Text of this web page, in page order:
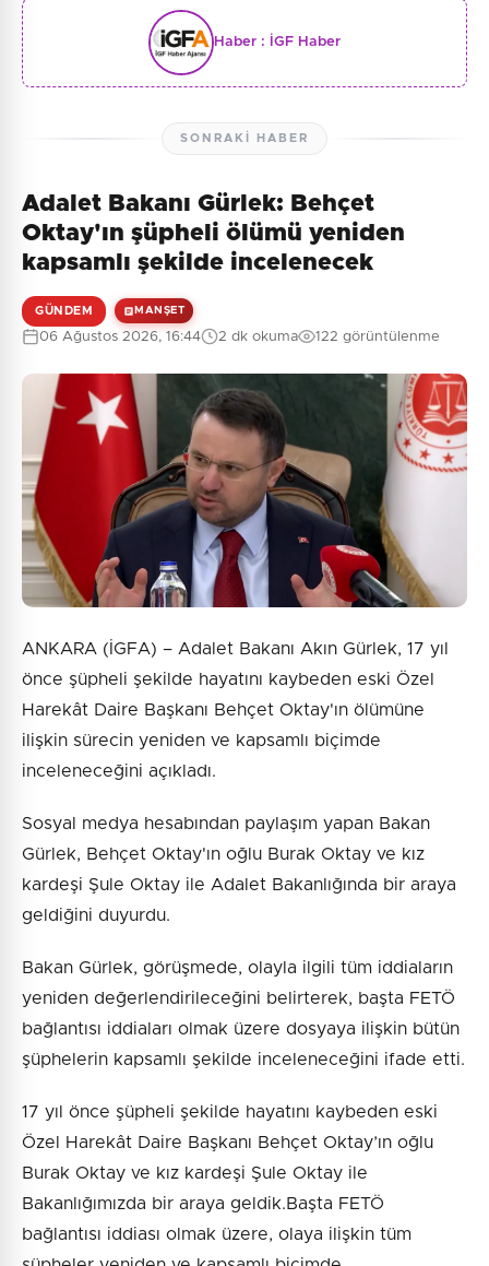
Haber : İGF Haber
SONRAKI HABER
Adalet Bakanı Gürlek: Behçet
Oktay'ın şüpheli ölümü yeniden
kapsamlı şekilde incelenecek
GÜNDEM MANŞET
06 Ağustos 2026, 16:44 2 dk okuma 122 görüntülenme
ANKARA (İGFA) – Adalet Bakanı Akın Gürlek, 17 yıl
önce şüpheli şekilde hayatını kaybeden eski Özel
Harekât Daire Başkanı Behçet Oktay'ın ölümüne
ilişkin sürecin yeniden ve kapsamlı biçimde
inceleneceğini açıkladı.
Sosyal medya hesabından paylaşım yapan Bakan
Gürlek, Behçet Oktay'ın oğlu Burak Oktay ve kız
kardeşi Şule Oktay ile Adalet Bakanlığında bir araya
geldiğini duyurdu.
Bakan Gürlek, görüşmede, olayla ilgili tüm iddiaların
yeniden değerlendirileceğini belirterek, başta FETÖ
bağlantısı iddiaları olmak üzere dosyaya ilişkin bütün
şüphelerin kapsamlı şekilde inceleneceğini ifade etti.
17 yıl önce şüpheli şekilde hayatını kaybeden eski
Özel Harekât Daire Başkanı Behçet Oktay’ın oğlu
Burak Oktay ve kız kardeşi Şule Oktay ile
Bakanlığımızda bir araya geldik.Başta FETÖ
bağlantısı iddiası olmak üzere, olaya ilişkin tüm